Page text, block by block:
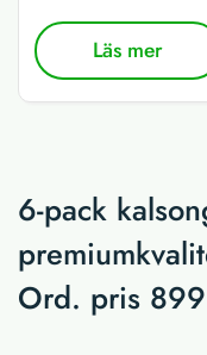
Läs mer
6-pack
Ord. pris